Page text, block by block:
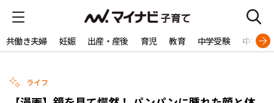
共働き夫婦 妊娠 出産・産後 育児 教育 中学受験 中学生
ライフ